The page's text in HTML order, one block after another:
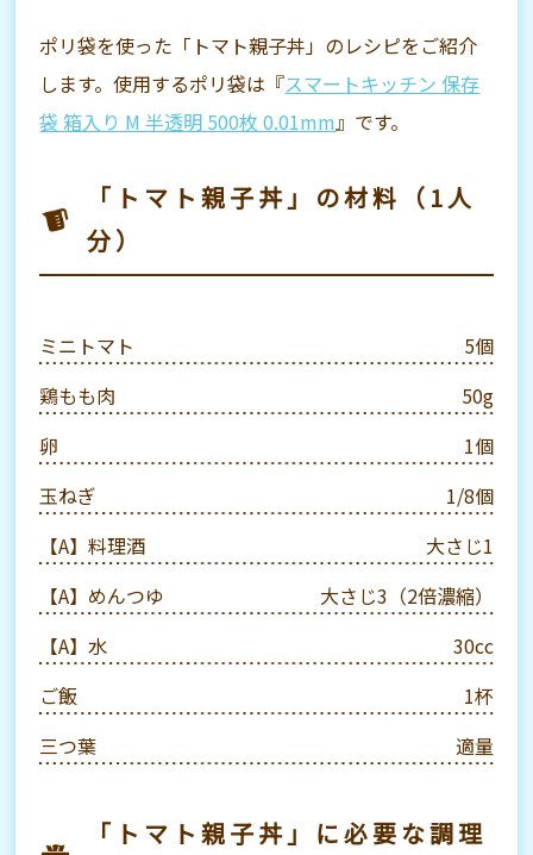
ポリ袋を使った「トマト親子丼」のレシピをご紹介
します。使用するポリ袋は『スマートキッチン 保存
袋 箱入り M 半透明 500枚 0.01mm』です。
「トマト親子丼」の材料（1人
分）
ミニトマト
5個
鶏もも肉
50g
卵
1個
玉ねぎ
1/8個
【A】料理酒
大さじ1
【A】めんつゆ
大さじ3（2倍濃縮）
【A】水
30cc
ご飯
1杯
三つ葉
適量
「トマト親子丼」に必要な調理